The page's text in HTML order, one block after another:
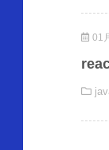
01